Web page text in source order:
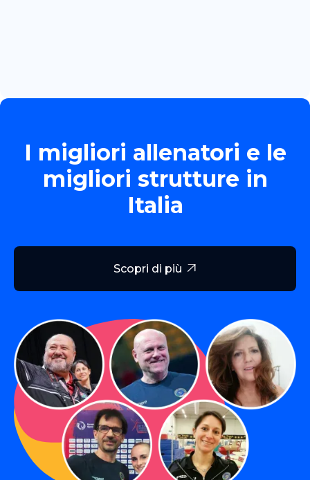
I migliori allenatori e le
migliori strutture in
Italia
Scopri di più 